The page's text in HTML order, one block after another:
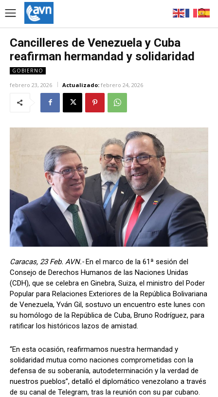
Cancilleres de Venezuela y Cuba
reafirman hermandad y solidaridad
GOBIERNO
febrero 23, 2026 Actualizado: febrero 24, 2026
Caracas, 23 Feb. AVN.-En el marco de la 61ª sesión del
Consejo de Derechos Humanos de las Naciones Unidas
(CDH), que se celebra en Ginebra, Suiza, el ministro del Poder
Popular para Relaciones Exteriores de la República Bolivariana
de Venezuela, Yván Gil, sostuvo un encuentro este lunes con
su homólogo de la República de Cuba, Bruno Rodríguez, para
ratificar los históricos lazos de amistad.
“En esta ocasión, reafirmamos nuestra hermandad y
solidaridad mutua como naciones comprometidas con la
defensa de su soberanía, autodeterminación y la verdad de
nuestros pueblos”, detalló el diplomático venezolano a través
de su canal de Telegram, tras la reunión con su par cubano.